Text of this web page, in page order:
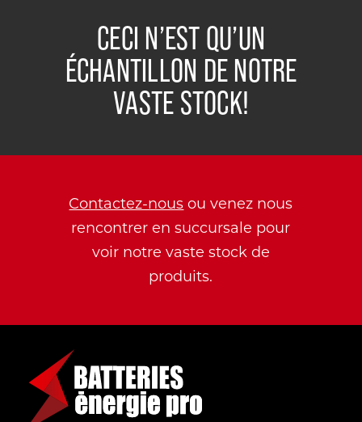
CECI N’EST QU’UN
ÉCHANTILLON DE NOTRE
VASTE STOCK!
Contactez-nous ou venez nous
rencontrer en succursale pour
voir notre vaste stock de
produits.